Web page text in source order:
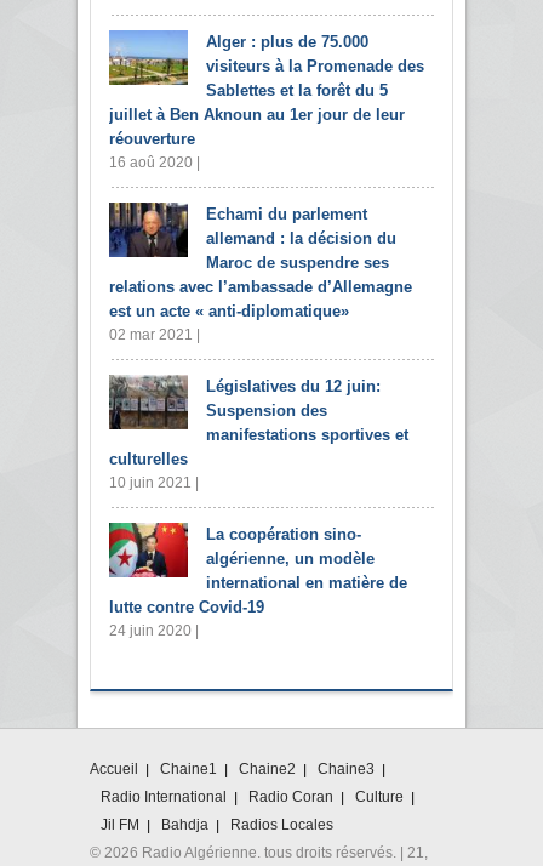
Alger : plus de 75.000
visiteurs à la Promenade des
Sablettes et la forêt du 5
juillet à Ben Aknoun au 1er jour de leur
réouverture
16 aoû 2020 |
Echami du parlement
allemand : la décision du
Maroc de suspendre ses
relations avec l’ambassade d’Allemagne
est un acte « anti-diplomatique»
02 mar 2021 |
Législatives du 12 juin:
Suspension des
manifestations sportives et
culturelles
10 juin 2021 |
La coopération sino-
algérienne, un modèle
international en matière de
lutte contre Covid-19
24 juin 2020 |
Accueil Chaine1 Chaine2
Chaine3
Radio International
Radio Coran
Culture
Jil FM
Bahdja
Radios Locales
© 2026 Radio Algérienne. tous droits réservés. | 21,